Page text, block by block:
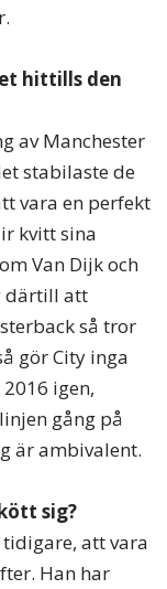
hittills den
av Manchester
stabilaste de
vara en perfekt
kvitt sina
Van Dijk och
därtill att
så tror
gör City inga
igen,
gång på
är ambivalent.
sig?
tidigare, att vara
Han har